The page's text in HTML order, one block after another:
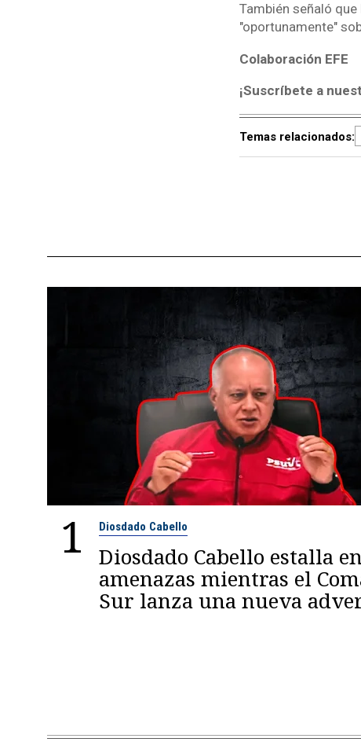
También señaló
"oportunamente"
Colaboración EFE
¡Suscríbete a
Temas relacionados:
1 Diosdado Cabello
Diosdado Cabello estalla
amenazas mientras el
Sur lanza una nueva